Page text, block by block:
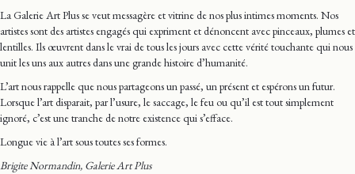
La Galerie Art Plus se veut messagère et vitrine de nos plus intimes moments. Nos
artistes sont des artistes engagés qui expriment et dénoncent avec pinceaux, plumes et
lentilles. Ils œuvrent dans le vrai de tous les jours avec cette vérité touchante qui nous
unit les uns aux autres dans une grande histoire d’humanité.
L’art nous rappelle que nous partageons un passé, un présent et espérons un futur.
Lorsque l’art disparait, par l’usure, le saccage, le feu ou qu’il est tout simplement
ignoré, c’est une tranche de notre existence qui s’efface.
Longue vie à l’art sous toutes ses formes.
Brigite Normandin, Galerie Art Plus